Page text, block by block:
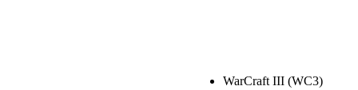
WarCraft III (WC3)